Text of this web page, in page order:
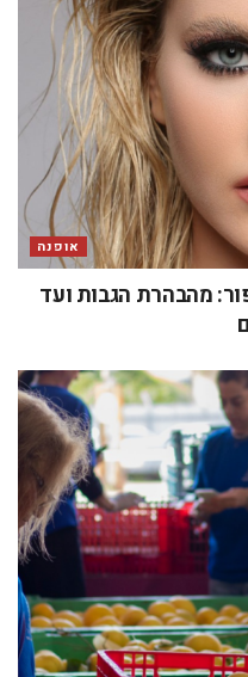
אופנה
מהבהרת הגבות ועד